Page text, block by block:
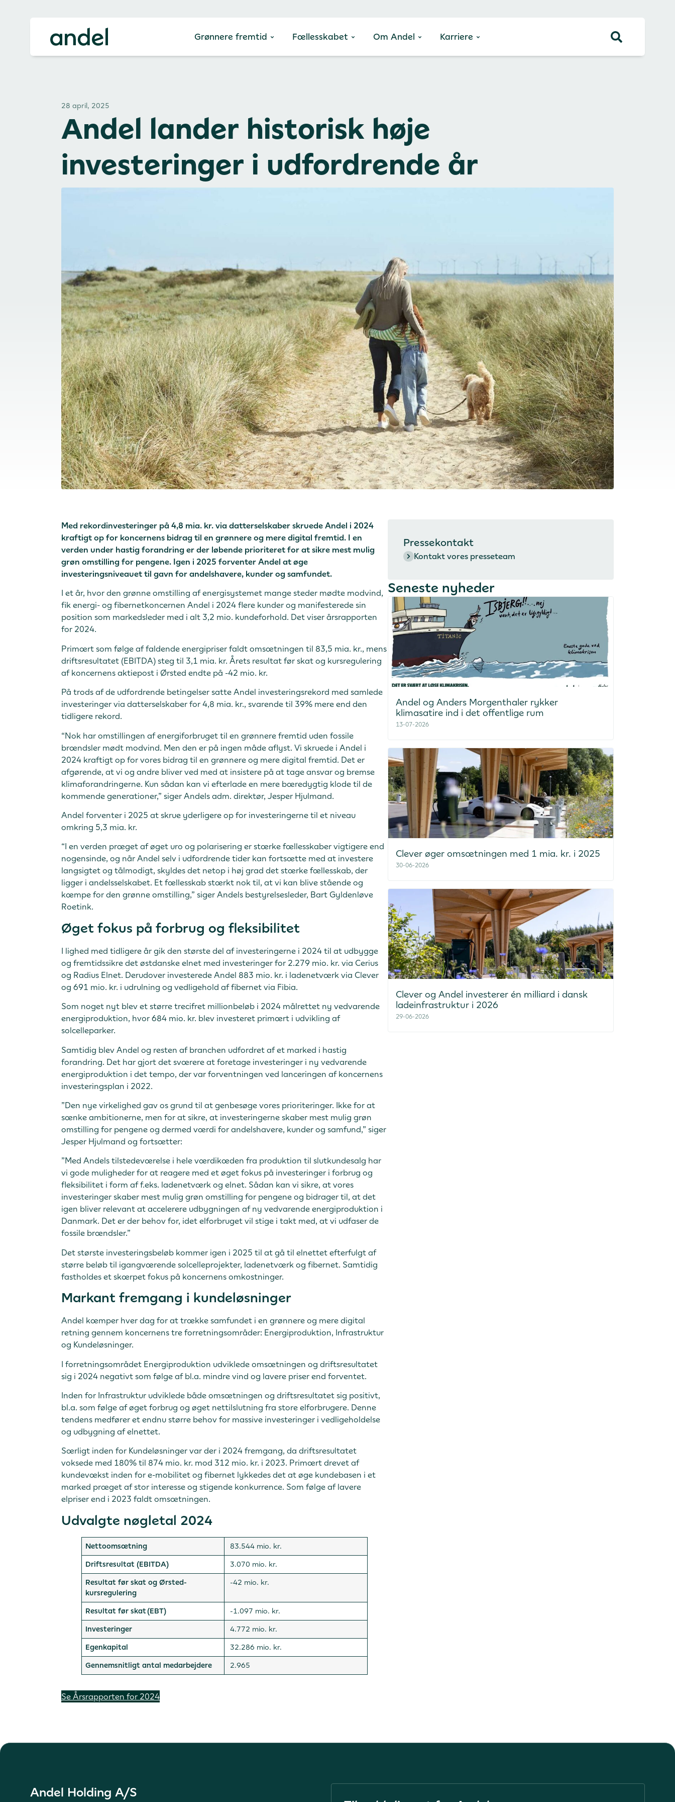
Grønnere fremtid Fællesskabet Om Andel Karriere
28 april, 2025
Andel lander historisk høje
investeringer i udfordrende år
Med rekordinvesteringer på 4,8 mia. kr. via datterselskaber skruede Andel i 2024
kraftigt op for koncernens bidrag til en grønnere og mere digital fremtid. I en
verden under hastig forandring er der løbende prioriteret for at sikre mest mulig
grøn omstilling for pengene. Igen i 2025 forventer Andel at øge
investeringsniveauet til gavn for andelshavere, kunder og samfundet.
I et år, hvor den grønne omstilling af energisystemet mange steder mødte modvind,
fik energi- og fibernetkoncernen Andel i 2024 flere kunder og manifesterede sin
position som markedsleder med i alt 3,2 mio. kundeforhold. Det viser årsrapporten
for 2024.
Primært som følge af faldende energipriser faldt omsætningen til 83,5 mia. kr., mens
driftsresultatet (EBITDA) steg til 3,1 mia. kr. Årets resultat før skat og kursregulering
af koncernens aktiepost i Ørsted endte på -42 mio. kr.
På trods af de udfordrende betingelser satte Andel investeringsrekord med samlede
investeringer via datterselskaber for 4,8 mia. kr., svarende til 39% mere end den
tidligere rekord.
“Nok har omstillingen af energiforbruget til en grønnere fremtid uden fossile
brændsler mødt modvind. Men den er på ingen måde aflyst. Vi skruede i Andel i
2024 kraftigt op for vores bidrag til en grønnere og mere digital fremtid. Det er
afgørende, at vi og andre bliver ved med at insistere på at tage ansvar og bremse
klimaforandringerne. Kun sådan kan vi efterlade en mere bæredygtig klode til de
kommende generationer,” siger Andels adm. direktør, Jesper Hjulmand.
Andel forventer i 2025 at skrue yderligere op for investeringerne til et niveau
omkring 5,3 mia. kr.
“I en verden præget af øget uro og polarisering er stærke fællesskaber vigtigere end
nogensinde, og når Andel selv i udfordrende tider kan fortsætte med at investere
langsigtet og tålmodigt, skyldes det netop i høj grad det stærke fællesskab, der
ligger i andelsselskabet. Et fællesskab stærkt nok til, at vi kan blive stående og
kæmpe for den grønne omstilling,” siger Andels bestyrelsesleder, Bart Gyldenløve
Roetink.
Øget fokus på forbrug og fleksibilitet
I lighed med tidligere år gik den største del af investeringerne i 2024 til at udbygge
og fremtidssikre det østdanske elnet med investeringer for 2.279 mio. kr. via Cerius
og Radius Elnet. Derudover investerede Andel 883 mio. kr. i ladenetværk via Clever
og 691 mio. kr. i udrulning og vedligehold af fibernet via Fibia.
Som noget nyt blev et større trecifret millionbeløb i 2024 målrettet ny vedvarende
energiproduktion, hvor 684 mio. kr. blev investeret primært i udvikling af
solcelleparker.
Samtidig blev Andel og resten af branchen udfordret af et marked i hastig
forandring. Det har gjort det sværere at foretage investeringer i ny vedvarende
energiproduktion i det tempo, der var forventningen ved lanceringen af koncernens
investeringsplan i 2022.
”Den nye virkelighed gav os grund til at genbesøge vores prioriteringer. Ikke for at
sænke ambitionerne, men for at sikre, at investeringerne skaber mest mulig grøn
omstilling for pengene og dermed værdi for andelshavere, kunder og samfund,” siger
Jesper Hjulmand og fortsætter:
”Med Andels tilstedeværelse i hele værdikæden fra produktion til slutkundesalg har
vi gode muligheder for at reagere med et øget fokus på investeringer i forbrug og
fleksibilitet i form af f.eks. ladenetværk og elnet. Sådan kan vi sikre, at vores
investeringer skaber mest mulig grøn omstilling for pengene og bidrager til, at det
igen bliver relevant at accelerere udbygningen af ny vedvarende energiproduktion i
Danmark. Det er der behov for, idet elforbruget vil stige i takt med, at vi udfaser de
fossile brændsler.”
Det største investeringsbeløb kommer igen i 2025 til at gå til elnettet efterfulgt af
større beløb til igangværende solcelleprojekter, ladenetværk og fibernet. Samtidig
fastholdes et skærpet fokus på koncernens omkostninger.
Markant fremgang i kundeløsninger
Andel kæmper hver dag for at trække samfundet i en grønnere og mere digital
retning gennem koncernens tre forretningsområder: Energiproduktion, Infrastruktur
og Kundeløsninger.
I forretningsområdet Energiproduktion udviklede omsætningen og driftsresultatet
sig i 2024 negativt som følge af bl.a. mindre vind og lavere priser end forventet.
Inden for Infrastruktur udviklede både omsætningen og driftsresultatet sig positivt,
bl.a. som følge af øget forbrug og øget nettilslutning fra store elforbrugere. Denne
tendens medfører et endnu større behov for massive investeringer i vedligeholdelse
og udbygning af elnettet.
Særligt inden for Kundeløsninger var der i 2024 fremgang, da driftsresultatet
voksede med 180% til 874 mio. kr. mod 312 mio. kr. i 2023. Primært drevet af
kundevækst inden for e-mobilitet og fibernet lykkedes det at øge kundebasen i et
marked præget af stor interesse og stigende konkurrence. Som følge af lavere
elpriser end i 2023 faldt omsætningen.
Udvalgte nøgletal 2024
Nettoomsætning
83.544 mio. kr.
Driftsresultat (EBITDA)
3.070 mio. kr.
Resultat før skat og Ørsted-
kursregulering
-42 mio. kr.
Resultat før skat(EBT)
-1.097 mio. kr.
Investeringer
4.772 mio. kr.
Egenkapital
32.286 mio. kr.
Gennemsnitligt antal medarbejdere
2.965
Se Årsrapporten for 2024
Pressekontakt
Kontakt vores presseteam
Seneste nyheder
Andel og Anders Morgenthaler rykker
klimasatire ind i det offentlige rum
13-07-2026
Clever øger omsætningen med 1 mia. kr. i 2025
30-06-2026
Clever og Andel investerer én milliard i dansk
ladeinfrastruktur i 2026
29-06-2026
Andel Holding A/S